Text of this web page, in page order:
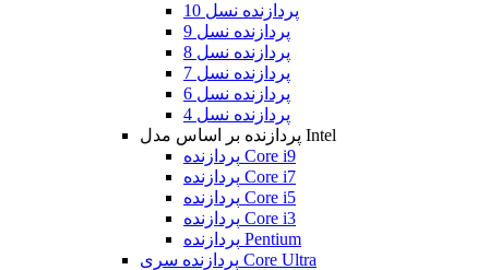
پردازنده نسل 10
پردازنده نسل 9
پردازنده نسل 8
پردازنده نسل 7
پردازنده نسل 6
پردازنده نسل 4
پردازنده بر اساس مدل Intel
پردازنده Core i9
پردازنده Core i7
پردازنده Core i5
پردازنده Core i3
پردازنده Pentium
پردازنده سری Core Ultra